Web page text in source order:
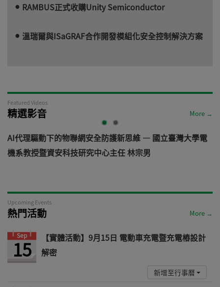
RAMBUS正式收購Unity Semiconductor
溫瑞爾與ISaGRAF合作開發模組化安全控制解決方案
Featured Videos
精選影音 More →
AI代理驅動下的物聯網安全防護新思維 — 國立臺灣大學電
機系教授暨資安科技研究中心主任 林宗男
Upcoming Events
熱門活動 More →
Sep
15
【實體活動】9月15日 電動車充電暨充電樁設計
解密
新增至行事曆